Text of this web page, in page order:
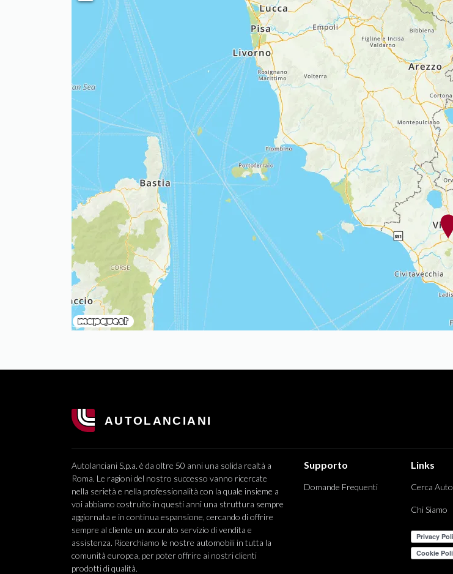
Autolanciani S.p.a. è da oltre 50 anni una solida realtà a
Roma. Le ragioni del nostro successo vanno ricercate
nella serietà e nella professionalità con la quale insieme a
voi abbiamo costruito in questi anni una struttura sempre
aggiornata e in continua espansione, cercando di offrire
sempre al cliente un accurato servizio di vendita e
assistenza. Ricerchiamo le nostre automobili in tutta la
comunità europea, per poter offrire ai nostri clienti
prodotti di qualità.
Supporto
Domande Frequenti
Links
Cerca Auto
Chi Siamo